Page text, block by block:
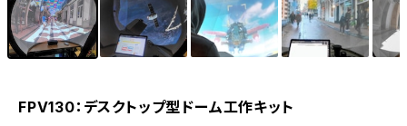
FPV130：デスクトップ型ドーム工作キット